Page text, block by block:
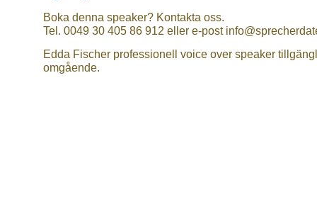
Boka denna speaker? Kontakta oss.
Tel. 0049 30 405 86 912 eller e-post
Edda Fischer professionell voice over speaker
omgående.